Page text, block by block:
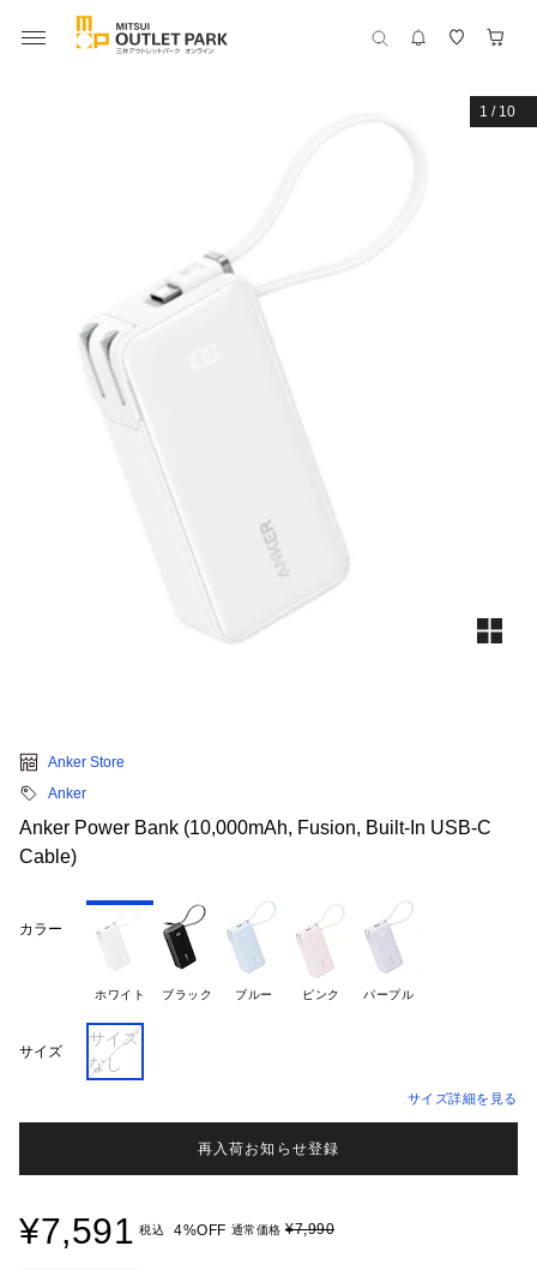
1 / 10
Anker Store
Anker
Anker Power Bank (10,000mAh, Fusion, Built-In USB-C
Cable)
カラー
ホワイト ブラック ブルー ピンク パープル
サイズ
サイズ
なし
サイズ詳細を見る
再入荷お知らせ登録
¥7,591 税込 4%OFF 通常価格 ¥7,990